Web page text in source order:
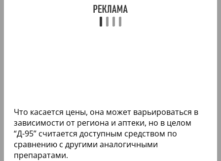
Что касается цены, она может варьироваться в
зависимости от региона и аптеки, но в целом
“Д-95” считается доступным средством по
сравнению с другими аналогичными
препаратами.